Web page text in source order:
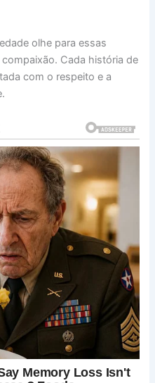
olhe para essas
Cada história de
com o respeito e a